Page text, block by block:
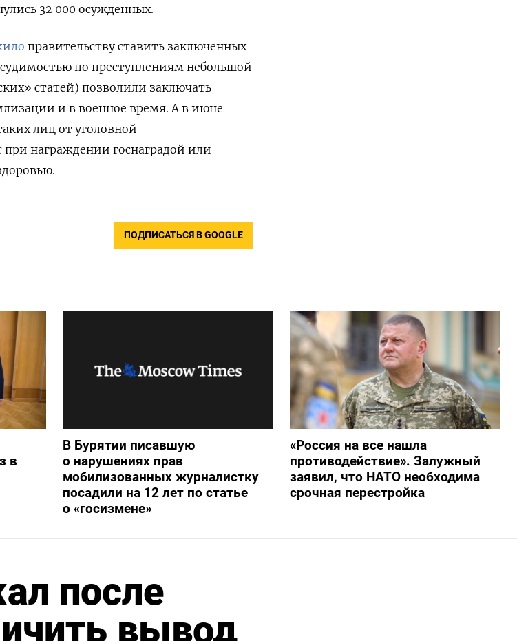
32 000 осужденных.
правительству ставить заключенных
по преступлениям небольшой
статей) позволили заключать
и в военное время. А в июне
лиц от уголовной
при награждении госнаградой или
ПОДПИСАТЬСЯ В GOOGLE
в
В Бурятии писавшую
о нарушениях прав
мобилизованных журналистку
посадили на 12 лет по статье
о «госизмене»
«Россия на все нашла
противодействие». Залужный
заявил, что НАТО необходима
срочная перестройка
после
вывод